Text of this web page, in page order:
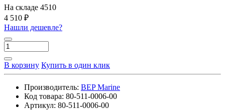
На складе 4510
4 510 ₽
Нашли дешевле?
В корзину Купить в один клик
Производитель: BEP Marine
Код товара: 80-511-0006-00
Артикул: 80-511-0006-00